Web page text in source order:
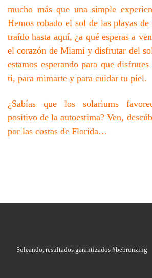
mucho más que una simple
Hemos robado el sol de las playas
traído hasta aquí, ¿a qué esperas a
el corazón de Miami y disfrutar del
estamos esperando para que
ti, para mimarte y para cuidar tu piel.
¿Sabías que los solariums
positivo de la autoestima? Ven,
por las costas de Florida…
Soleando, resultados garantizados #bebronzing